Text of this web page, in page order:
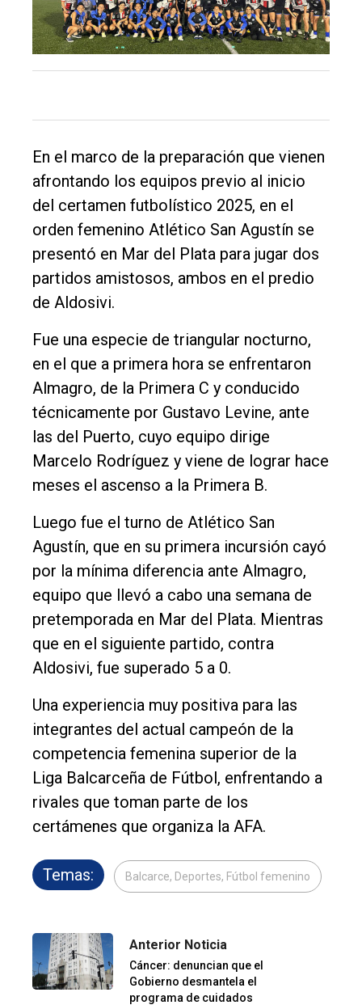
Inicio
Tendencia
Cultura
Entrevistas
Rural
Deportes
Fúnebres
Empresa
Nosotros
Contacto
En el marco de la preparación que vienen
afrontando los equipos previo al inicio
del certamen futbolístico 2025, en el
orden femenino Atlético San Agustín se
presentó en Mar del Plata para jugar dos
partidos amistosos, ambos en el predio
de Aldosivi.
Fue una especie de triangular nocturno,
en el que a primera hora se enfrentaron
Almagro, de la Primera C y conducido
técnicamente por Gustavo Levine, ante
las del Puerto, cuyo equipo dirige
Marcelo Rodríguez y viene de lograr hace
meses el ascenso a la Primera B.
Luego fue el turno de Atlético San
Agustín, que en su primera incursión cayó
por la mínima diferencia ante Almagro,
equipo que llevó a cabo una semana de
pretemporada en Mar del Plata. Mientras
que en el siguiente partido, contra
Aldosivi, fue superado 5 a 0.
Una experiencia muy positiva para las
integrantes del actual campeón de la
competencia femenina superior de la
Liga Balcarceña de Fútbol, enfrentando a
rivales que toman parte de los
certámenes que organiza la AFA.
Temas: Balcarce, Deportes, Fútbol femenino
Anterior Noticia
Cáncer: denuncian que el
Gobierno desmantela el
programa de cuidados